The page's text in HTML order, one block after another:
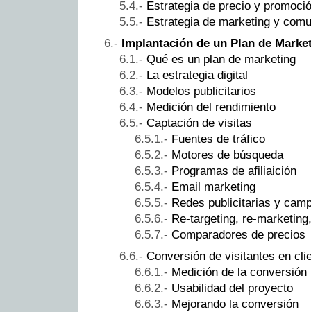
Estrategia de precio y
Estrategia de marketing y
Implantación de un Plan de
Qué es un plan de marketing
La estrategia digital
Modelos publicitarios
Medición del rendimiento
Captación de visitas
Fuentes de tráfico
Motores de búsqueda
Programas de afiliaición
Email marketing
Redes publicitarias y
Re-targeting, re-
Comparadores de precios
Conversión de visitantes en
Medición de la conversión
Usabilidad del proyecto
Mejorando la conversión